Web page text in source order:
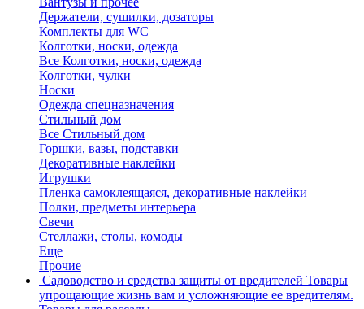
Держатели, сушилки, дозаторы
Комплекты для WC
Колготки, носки, одежда
Все Колготки, носки, одежда
Колготки, чулки
Носки
Одежда спецназначения
Стильный дом
Все Стильный дом
Горшки, вазы, подставки
Декоративные наклейки
Игрушки
Пленка самоклеящаяся, декоративные наклейки
Полки, предметы интерьера
Свечи
Стеллажи, столы, комоды
Еще
Прочие
Садоводство и средства защиты от вредителей Товары
упрощающие жизнь вам и усложняющие ее вредителям.